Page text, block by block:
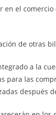
en el
de otras
a la
para las
después